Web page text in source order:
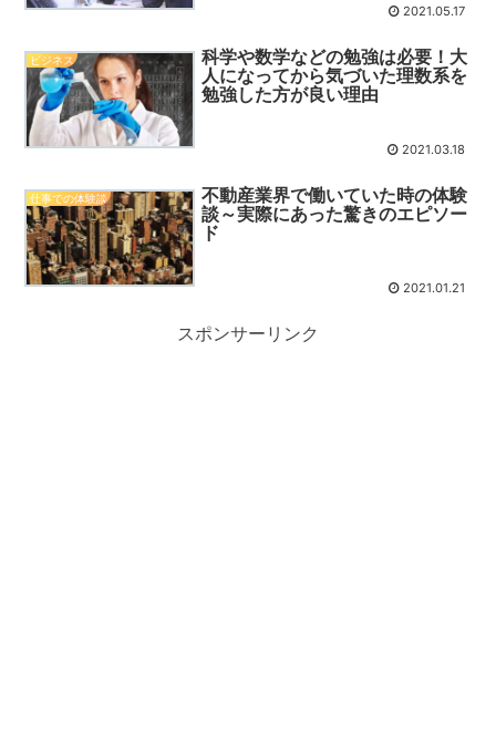
2021.05.17
ビジネス
科学や数学などの勉強は必要！大
人になってから気づいた理数系を
勉強した方が良い理由
2021.03.18
仕事での体験談
不動産業界で働いていた時の体験
談～実際にあった驚きのエピソー
ド
2021.01.21
スポンサーリンク